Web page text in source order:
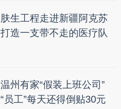
肤生工程走进新疆阿克苏
打造一支带不走的医疗队
温州有家“假装上班公司”
“员工”每天还得倒贴30元